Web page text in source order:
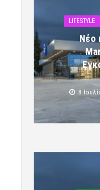
LIFESTYLE
Νέο
8